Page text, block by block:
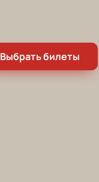
Выбрать билеты